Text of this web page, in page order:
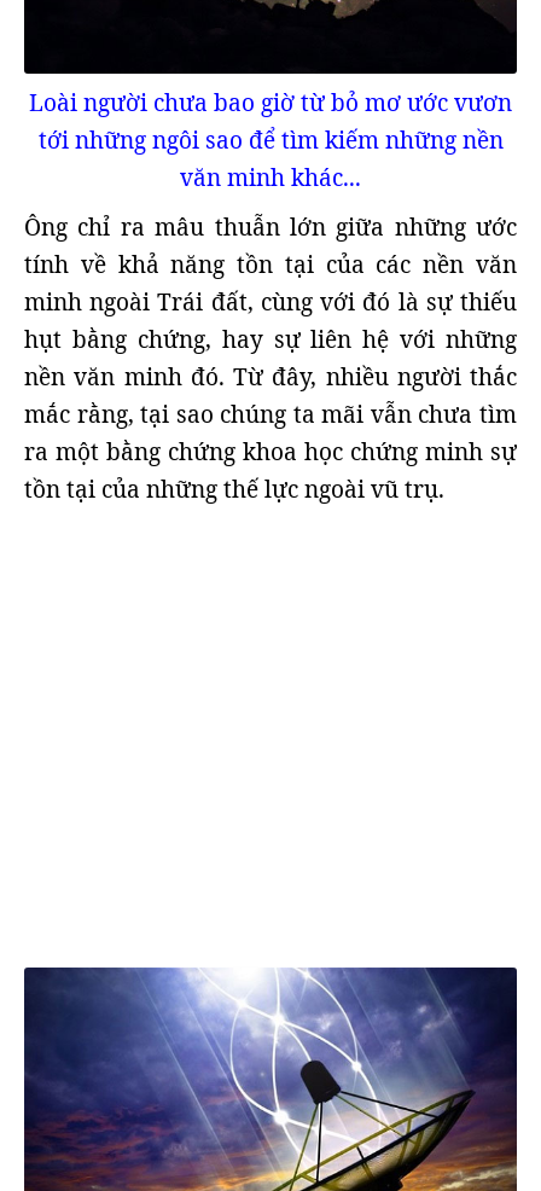
Loài người chưa bao giờ từ bỏ mơ ước vươn
tới những ngôi sao để tìm kiếm những nền
văn minh khác...
Ông chỉ ra mâu thuẫn lớn giữa những ước
tính về khả năng tồn tại của các nền văn
minh ngoài Trái đất, cùng với đó là sự thiếu
hụt bằng chứng, hay sự liên hệ với những
nền văn minh đó. Từ đây, nhiều người thắc
mắc rằng, tại sao chúng ta mãi vẫn chưa tìm
ra một bằng chứng khoa học chứng minh sự
tồn tại của những thế lực ngoài vũ trụ.